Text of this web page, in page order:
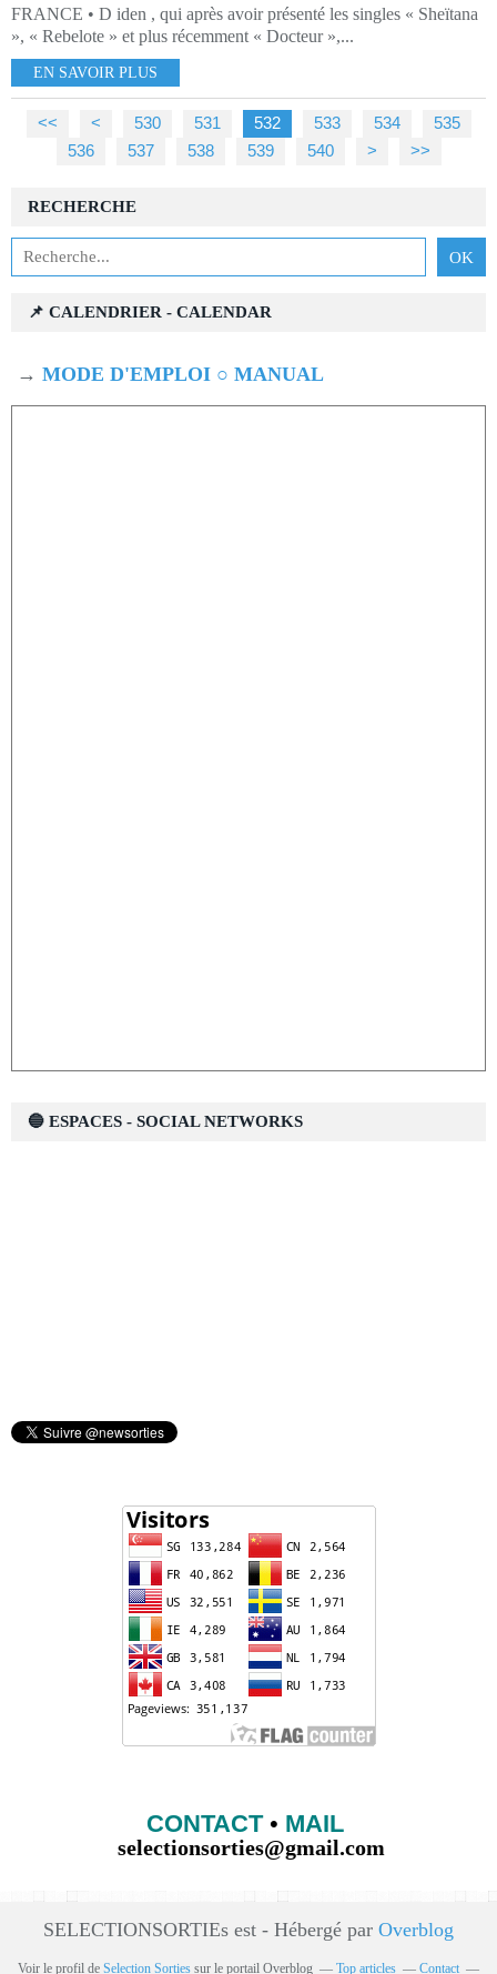
FRANCE • D iden , qui après avoir présenté les singles « Sheïtana
», « Rebelote » et plus récemment « Docteur »,...
EN SAVOIR PLUS
<< < 500
510
520
530 531 532 533 534
535
536
537 538 539 540 550
560
570
580
590
600
700
800
900
1000
> >>
RECHERCHE
📌 CALENDRIER - CALENDAR
→ MODE D'EMPLOI ○ MANUAL
🔵 ESPACES - SOCIAL NETWORKS
CONTACT• MAIL
selectionsorties@gmail.com
SELECTIONSORTIEs est - Hébergé par Overblog
Voir le profil de Selection Sorties sur le portail Overblog Top articles Contact